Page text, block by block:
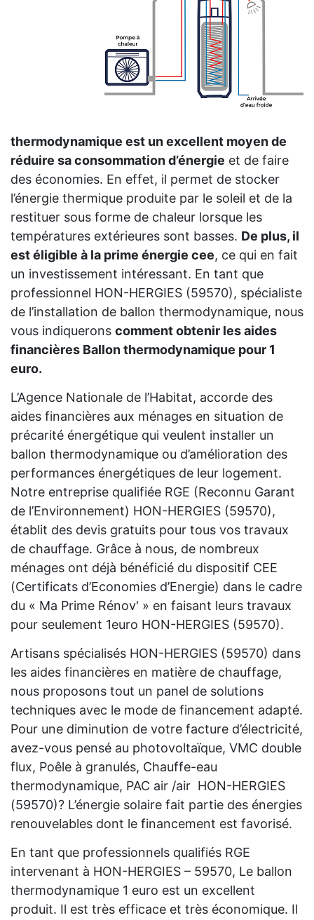
thermodynamique est un excellent moyen de
réduire sa consommation d’énergie et de faire
des économies. En effet, il permet de stocker
l’énergie thermique produite par le soleil et de la
restituer sous forme de chaleur lorsque les
températures extérieures sont basses. De plus, il
est éligible à la prime énergie cee, ce qui en fait
un investissement intéressant. En tant que
professionnel HON-HERGIES (59570), spécialiste
de l’installation de ballon thermodynamique, nous
vous indiquerons comment obtenir les aides
financières Ballon thermodynamique pour 1
euro.
L’Agence Nationale de l’Habitat, accorde des
aides financières aux ménages en situation de
précarité énergétique qui veulent installer un
ballon thermodynamique ou d’amélioration des
performances énergétiques de leur logement.
Notre entreprise qualifiée RGE (Reconnu Garant
de l’Environnement) HON-HERGIES (59570),
établit des devis gratuits pour tous vos travaux
de chauffage. Grâce à nous, de nombreux
ménages ont déjà bénéficié du dispositif CEE
(Certificats d’Economies d’Energie) dans le cadre
du « Ma Prime Rénov' » en faisant leurs travaux
pour seulement 1euro HON-HERGIES (59570).
Artisans spécialisés HON-HERGIES (59570) dans
les aides financières en matière de chauffage,
nous proposons tout un panel de solutions
techniques avec le mode de financement adapté.
Pour une diminution de votre facture d’électricité,
avez-vous pensé au photovoltaïque, VMC double
flux, Poêle à granulés, Chauffe-eau
thermodynamique, PAC air /air HON-HERGIES
(59570)? L’énergie solaire fait partie des énergies
renouvelables dont le financement est favorisé.
En tant que professionnels qualifiés RGE
intervenant à HON-HERGIES – 59570, Le ballon
thermodynamique 1 euro est un excellent
produit. Il est très efficace et très économique. Il